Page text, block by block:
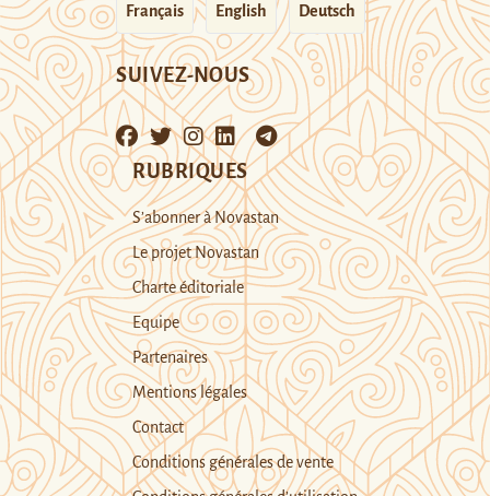
Français English Deutsch
SUIVEZ-NOUS
RUBRIQUES
S’abonner à Novastan
Le projet Novastan
Charte éditoriale
Equipe
Partenaires
Mentions légales
Contact
Conditions générales de vente